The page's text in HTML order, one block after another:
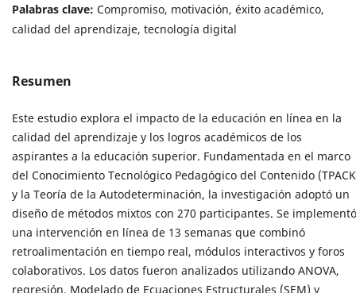
Palabras clave: Compromiso, motivación, éxito académico,
calidad del aprendizaje, tecnología digital
Resumen
Este estudio explora el impacto de la educación en línea en la
calidad del aprendizaje y los logros académicos de los
aspirantes a la educación superior. Fundamentada en el marco
del Conocimiento Tecnológico Pedagógico del Contenido
y la Teoría de la Autodeterminación, la investigación adoptó un
diseño de métodos mixtos con 270 participantes. Se implementó
una intervención en línea de 13 semanas que combinó
retroalimentación en tiempo real, módulos interactivos y foros
colaborativos. Los datos fueron analizados utilizando ANOVA,
regresión, Modelado de Ecuaciones Estructurales (SEM) y